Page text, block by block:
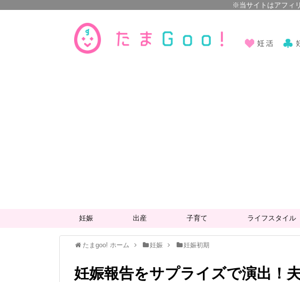
妊娠 出産 子育て ライフスタイル
たまgoo! ホーム 妊娠 妊娠初期
妊娠報告をサプライズで演出！